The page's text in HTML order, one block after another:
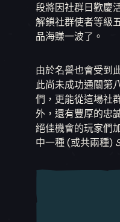
段將因社群日歡慶
解鎖社群使者等級
品海賺一波了。
由於名譽也會受到
此尚未成功通關第
們，更能從這場社
外，還有豐厚的忠
絕佳機會的玩家們
中一種 (或共兩種)